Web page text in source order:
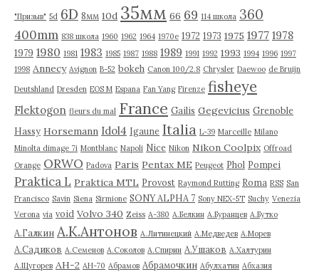
"Призыв" 5d 6D 8мм 10d 35мм 66 69 114 школа 360
400mm 838 школа 1960 1962 1964 1970е 1972 1973 1975 1977 1978
1979 1980 1981 1983 1985 1987 1988 1989 1991 1992 1993 1994 1996 1997
1998 Annecy Avignon B-52 bokeh Canon 100/2.8 Chrysler Daewoo de Bruijn
Deutshland Dresden EOS M Espana Fan Yang Firenze fisheye
Flektogon fleurs du mal France Gailis Gegevicius Grenoble
Hassy Horsemann Idol4 Igaune Italia L-39 Marceille Milano
Minolta dimage 7i Montblanc Napoli Nice Nikon Nikon Coolpix Offroad
Orange ORWO Padova Paris Pentax ME Peugeot Phol Pompei
Praktica L Praktica MTL Provost Raymond Rutting Roma RSS San
Francisco Savin Siena Sirmione SONY ALPHA 7 Sony NEX-5T Suchy Venezia
Verona via void Volvo 340 Zeiss А-380 А.Белкин А.Буранцев А.Бутко
А.Галкин А.К.Антонов А.Литинецкий А.Медведев А.Морев
А.Садиков А.Семенов А.Соколов А.Спирин А.Ушаков А.Халтурин
А.Щугорев АН-2 АН-70 Абрамов Абрамочкин Абулхатин Абхазия